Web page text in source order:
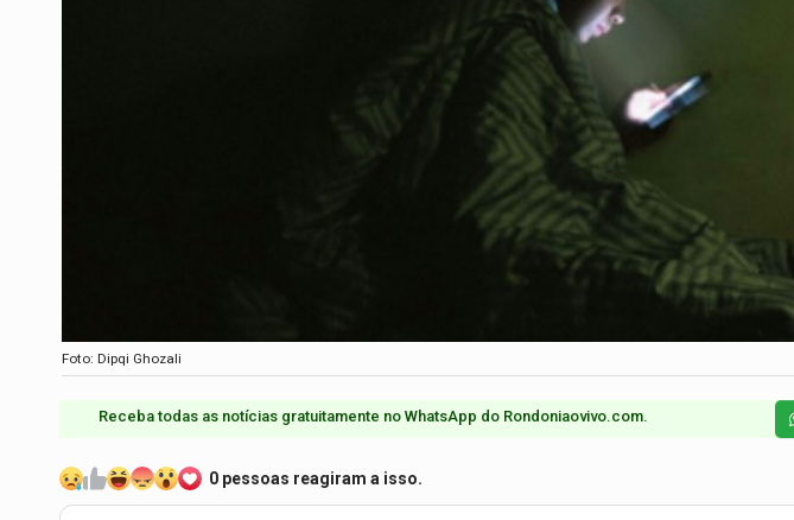
Foto: Dipqi Ghozali
Receba todas as notícias gratuitamente no WhatsApp do Rondoniaovivo.com.​
0 pessoas reagiram a isso.